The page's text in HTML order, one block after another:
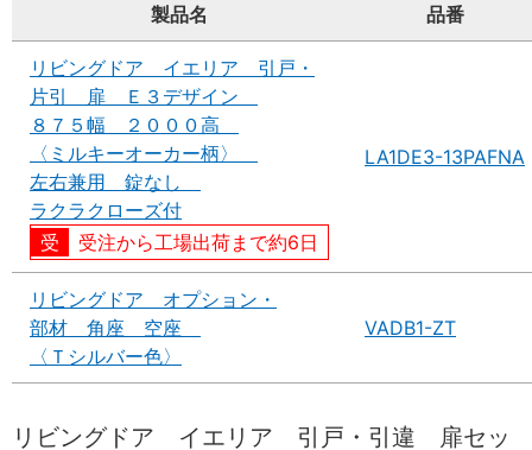
製品名 品番
リビングドア イエリア 引戸・
片引 扉 Ｅ３デザイン
８７５幅 ２０００高
〈ミルキーオーカー柄〉
左右兼用 錠なし
ラクラクローズ付
受注から工場出荷まで約6日
LA1DE3-13PAFNA
リビングドア オプション・
部材 角座 空座
〈Ｔシルバー色〉
VADB1-ZT
リビングドア イエリア 引戸・引違 扉セッ